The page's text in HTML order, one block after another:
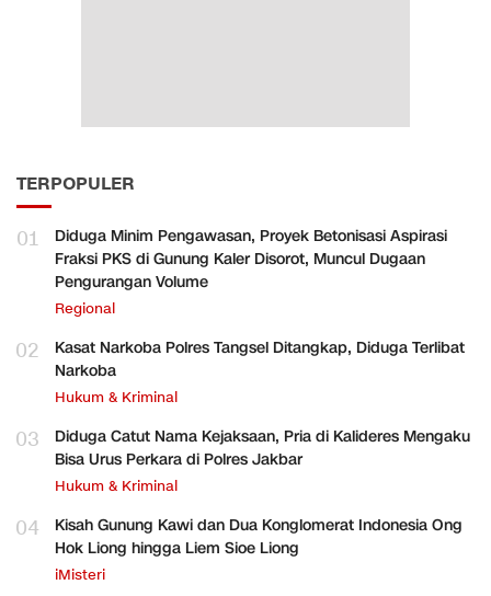
TERPOPULER
01
Diduga Minim Pengawasan, Proyek Betonisasi Aspirasi
Fraksi PKS di Gunung Kaler Disorot, Muncul Dugaan
Pengurangan Volume
Regional
02
Kasat Narkoba Polres Tangsel Ditangkap, Diduga Terlibat
Narkoba
Hukum & Kriminal
03
Diduga Catut Nama Kejaksaan, Pria di Kalideres Mengaku
Bisa Urus Perkara di Polres Jakbar
Hukum & Kriminal
04
Kisah Gunung Kawi dan Dua Konglomerat Indonesia Ong
Hok Liong hingga Liem Sioe Liong
iMisteri